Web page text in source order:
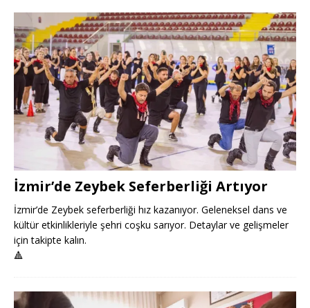
İzmir’de Zeybek Seferberliği Artıyor
İzmir’de Zeybek seferberliği hız kazanıyor. Geleneksel dans ve
kültür etkinlikleriyle şehri coşku sarıyor. Detaylar ve gelişmeler
için takipte kalın.
🔺